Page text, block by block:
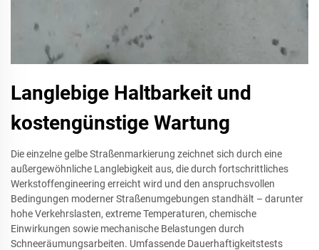
Langlebige Haltbarkeit und
kostengünstige Wartung
Die einzelne gelbe Straßenmarkierung zeichnet sich durch eine
außergewöhnliche Langlebigkeit aus, die durch fortschrittliches
Werkstoffengineering erreicht wird und den anspruchsvollen
Bedingungen moderner Straßenumgebungen standhält – darunter
hohe Verkehrslasten, extreme Temperaturen, chemische
Einwirkungen sowie mechanische Belastungen durch
Schneeräumungsarbeiten. Umfassende Dauerhaftigkeitstests